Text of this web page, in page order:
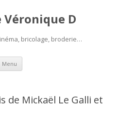
Véronique D
bricolage, broderie…
Menu Aller
contenu
de Mickaël Le Galli et